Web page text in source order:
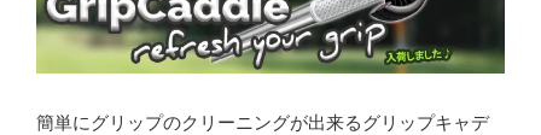
簡単にグリップのクリーニングが出来るグリップキャデ